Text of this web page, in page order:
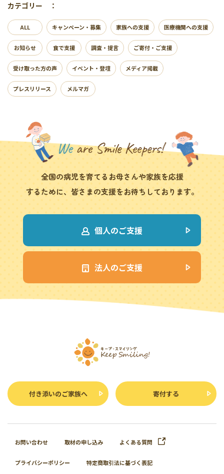
カテゴリー ：
ALL キャンペーン・募集 家族への支援 医療機関への支援
お知らせ 食で支援 調査・提言 ご寄付・ご支援
受け取った方の声 イベント・登壇 メディア掲載
プレスリリース メルマガ
全国の病児を育てるお母さんや家族を応援
するために、皆さまの支援をお待ちしております。
個人のご支援
法人のご支援
付き添いのご家族へ 寄付する
お問い合わせ 取材の申し込み よくある質問
プライバシーポリシー 特定商取引法に基づく表記